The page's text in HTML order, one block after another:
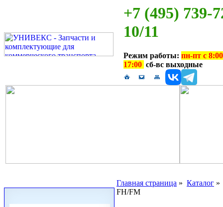
+7 (495) 739-
10/11
Режим работы: пн-пт с
17:00 сб-вс выходные
Главная страница » Каталог
FH/FM